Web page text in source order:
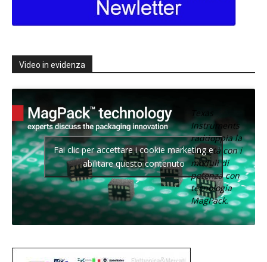
Video in evidenza
Texas
Instruments
raddoppia la
densità con i
moduli di
potenza con
tecnologia
MagPack.
Fai clic per accettare i cookie marketing e
abilitare questo contenuto